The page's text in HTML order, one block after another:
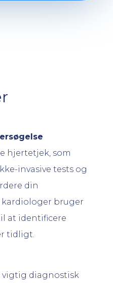
hjertetjek, som
invasive tests og
din
kardiologer bruger
at identificere
tidligt.
vigtig diagnostisk